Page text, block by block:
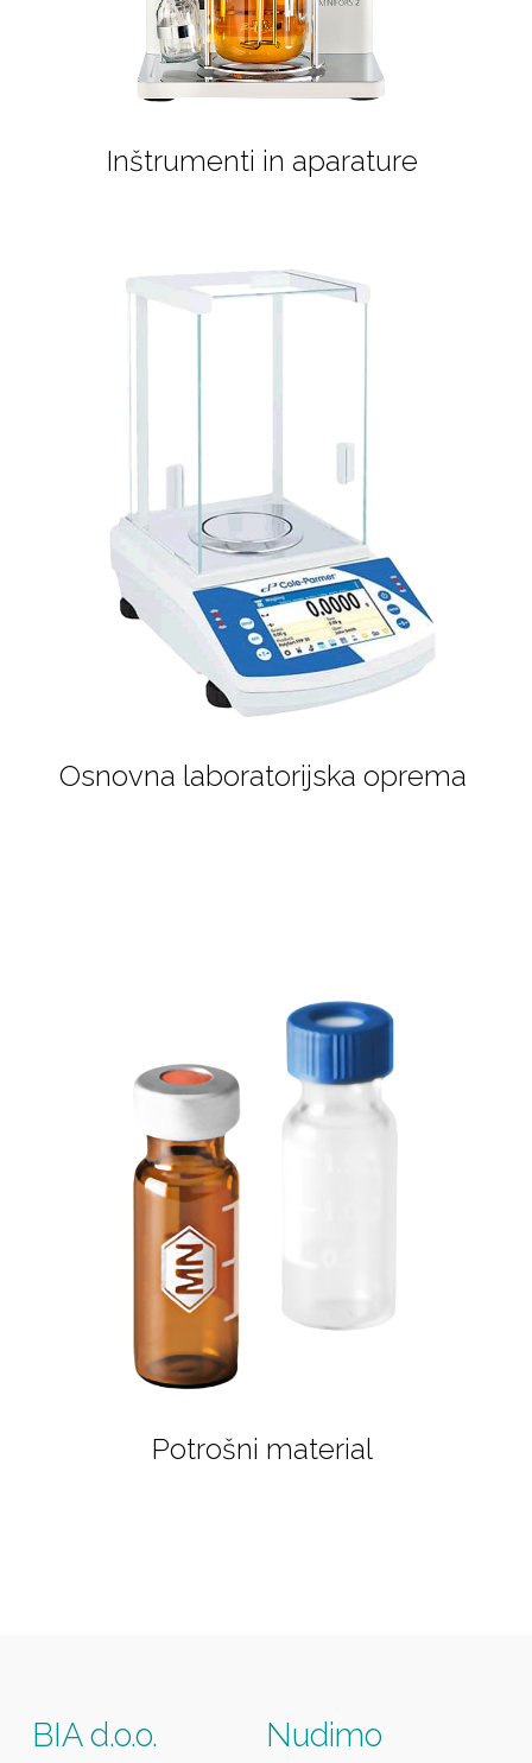
Inštrumenti in aparature
Osnovna laboratorijska oprema
Potrošni material
BIA d.o.o. Nudimo